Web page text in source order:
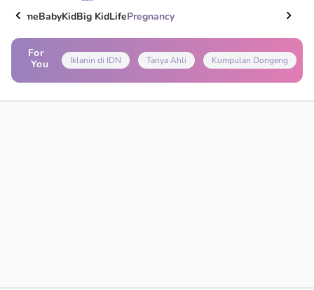
HomeBabyKidBig KidLifePregnancy
For
You
Iklanin di IDN Tanya Ahli Kumpulan Dongeng